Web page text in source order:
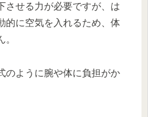
させる力が必要ですが、は
的に空気を入れるため、体
のように腕や体に負担がか